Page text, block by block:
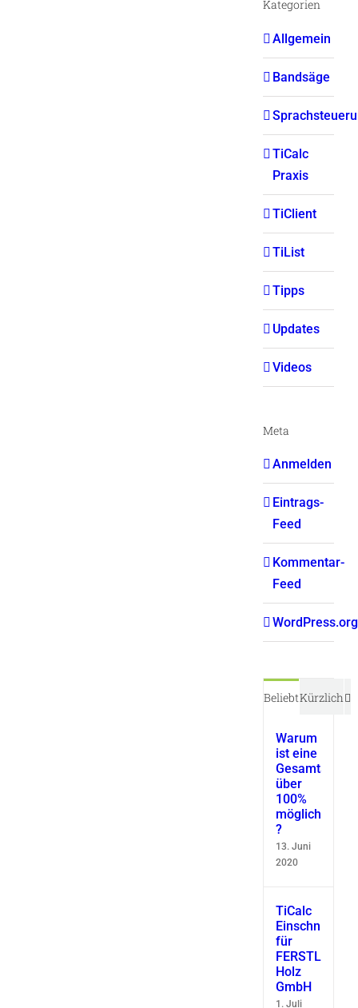
Kategorien
Allgemein
Bandsäge
TiCalc
Praxis
TiClient
TiList
Tipps
Updates
Videos
Meta
Anmelden
Eintrags-
Feed
Kommentar-
Feed
WordPress.org
BeliebtKürzlich
Warum
ist eine
über
100%
möglich
?
13. Juni
2020
TiCalc
für
FERSTL
Holz
GmbH
1. Juli